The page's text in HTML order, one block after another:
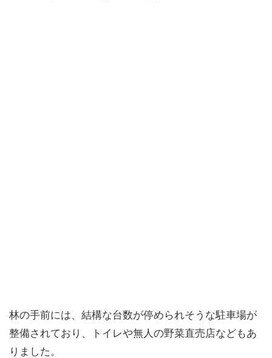
林の手前には、結構な台数が停められそうな駐車場が
整備されており、トイレや無人の野菜直売店などもあ
りました。